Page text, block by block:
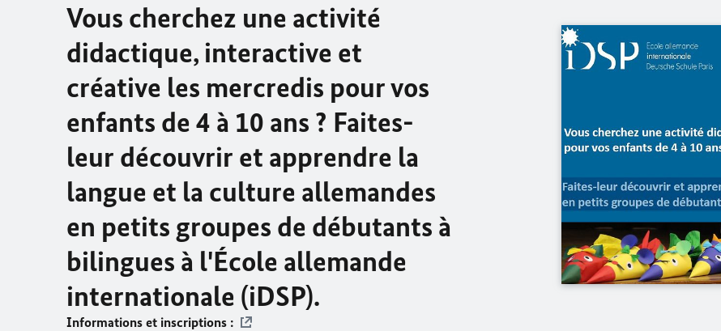
Vous cherchez une activité
didactique, interactive et
créative les mercredis pour vos
enfants de 4 à 10 ans ? Faites-
leur découvrir et apprendre la
langue et la culture allemandes
en petits groupes de débutants à
bilingues à l'École allemande
internationale (iDSP).
Informations et inscriptions :